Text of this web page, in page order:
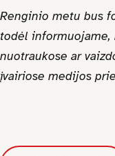
Renginio metu bus
todėl
nuotraukose ar
įvairiose medijos